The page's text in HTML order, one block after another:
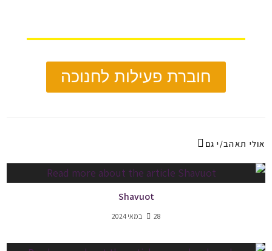
חוברת פעילות לחנוכה
אולי תאהב/י גם
Shavuot
28 במאי 2024